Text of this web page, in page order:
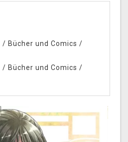
/ Bücher und Comics /
/ Bücher und Comics /